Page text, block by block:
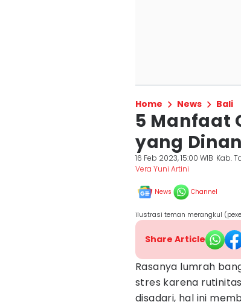
Home News Bali
5 Manfaat
yang
16 Feb 2023, 15:00 WIB Kab.
Vera Yuni Artini
News Channel
ilustrasi teman merangkul
Share Article
Rasanya lumrah
stres karena
disadari, hal ini